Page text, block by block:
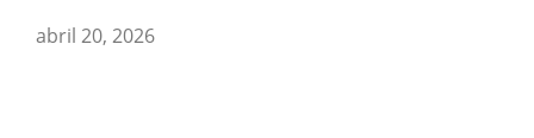
abril 20, 2026